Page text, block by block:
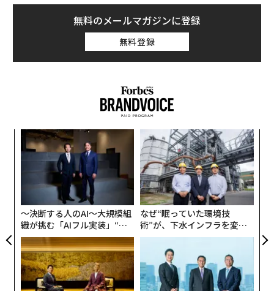
無料のメールマガジンに登録
無料登録
〜決断する人のAI〜大規模組
織が挑む「AIフル実装」“使
う”企業から“動く”企業へ【N
TTドコモビジネス×PwC】
なぜ“眠っていた環境技
術”が、下水インフラを変え
たのか──産総研×月島JFE
アクアソリューションの10年